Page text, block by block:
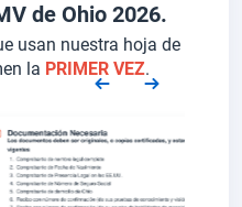
de Ohio 2026.
usan nuestra hoja de
la PRIMER VEZ.